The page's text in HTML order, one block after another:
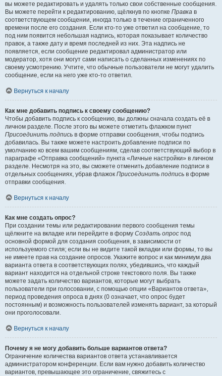
вы можете редактировать и удалять только свои собственные сообщения.
Вы можете перейти к редактированию, щёлкнув по кнопке Правка в
соответствующем сообщении, иногда только в течение ограниченного
времени после его создания. Если кто-то уже ответил на сообщение, то
под ним появится небольшая надпись, которая показывает количество
правок, а также дату и время последней из них. Эта надпись не
появляется, если сообщение редактировал администратор или
модератор, хотя они могут сами написать о сделанных изменениях по
своему усмотрению. Учтите, что обычные пользователи не могут удалить
сообщение, если на него уже кто-то ответил.
Вернуться к началу
Как мне добавить подпись к своему сообщению?
Чтобы добавить подпись к сообщению, вы должны сначала создать её в
личном разделе. После этого вы можете отметить флажком пункт
Присоединить подпись в форме отправки сообщения, чтобы подпись
добавилась. Вы также можете настроить добавление подписи по
умолчанию ко всем вашим сообщениям, сделав соответствующий выбор в
параграфе «Отправка сообщений» пункта «Личные настройки» в личном
разделе. Несмотря на это, вы сможете отменить добавление подписи в
отдельных сообщениях, убрав флажок Присоединить подпись в форме
отправки сообщения.
Вернуться к началу
Как мне создать опрос?
При создании темы или редактировании первого сообщения темы
щёлкните на вкладке или перейдите в форму Создать опрос под
основной формой для создания сообщения, в зависимости от
используемого стиля; если вы не видите такой вкладки или формы, то вы
не имеете прав на создание опросов. Укажите вопрос и как минимум два
варианта ответа в соответствующих полях, убедившись, что каждый
вариант находится на отдельной строке текстового поля. Вы также
можете задать количество вариантов, которые могут выбрать
пользователи при голосовании, с помощью опции «Вариантов ответа»,
период проведения опроса в днях (0 означает, что опрос будет
постоянным) и возможность пользователей изменять вариант, за который
они проголосовали.
Вернуться к началу
Почему я не могу добавить больше вариантов ответа?
Ограничение количества вариантов ответа устанавливается
администратором конференции. Если вам нужно добавить количество
вариантов, превышающее это ограничение, свяжитесь с